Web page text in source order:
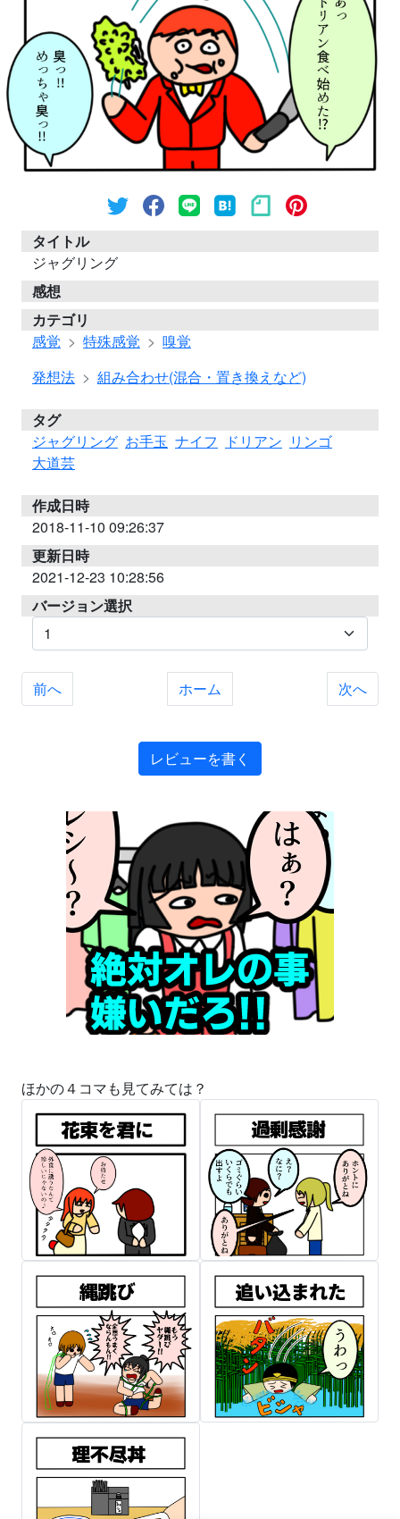
タイトル
ジャグリング
感想
カテゴリ
感覚
特殊感覚
嗅覚
発想法
組み合わせ(混合・置き換えなど)
タグ
ジャグリング お手玉 ナイフ ドリアン リンゴ
大道芸
作成日時
2018-11-10 09:26:37
更新日時
2021-12-23 10:28:56
バージョン選択
前へ ホーム 次へ
レビューを書く
ほかの４コマも見てみては？